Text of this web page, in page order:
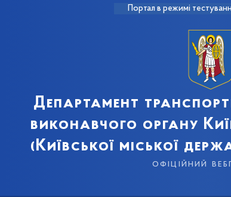
Портал в режимі
Департамент
виконавчого органу
(Київської міської
офіційний